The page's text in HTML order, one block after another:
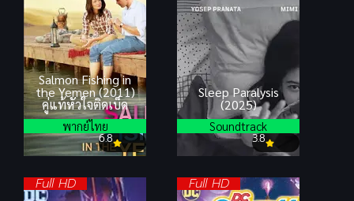
Salmon Fishing in
the Yemen (2011)
คู่แท้หัวใจติดเบ็ด
6.8
พากย์ไทย
Sleep Paralysis
(2025)
3.8
Soundtrack
Full HD Full HD